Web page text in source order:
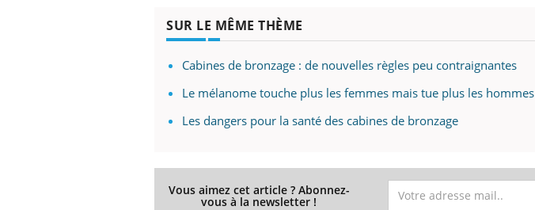
SUR LE MÊME THÈME
Cabines de bronzage : de nouvelles règles peu contraignantes
Le mélanome touche plus les femmes mais tue plus les hommes
Les dangers pour la santé des cabines de bronzage
Vous aimez cet article ? Abonnez-
vous à la newsletter !